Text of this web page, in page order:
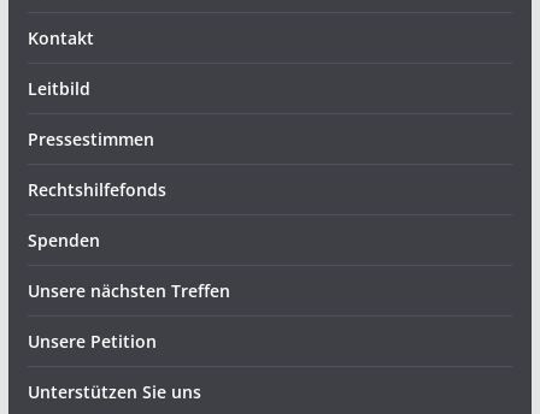
Kontakt
Leitbild
Pressestimmen
Rechtshilfefonds
Spenden
Unsere nächsten Treffen
Unsere Petition
Unterstützen Sie uns